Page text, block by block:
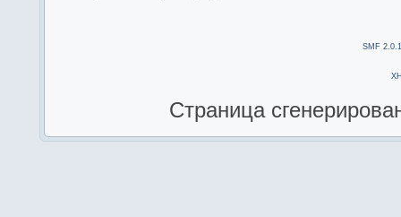
SMF
Страница